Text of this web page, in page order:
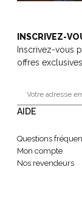
INSCRIVEZ-
Inscrivez-vous
offres exclusives.
AIDE
Questions
Mon compte
Nos revendeurs